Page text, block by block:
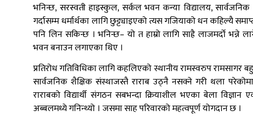
भनिन्छ, सरस्वती हाइस्कुल, सर्कल भवन कन्या विद्यालय,
गर्दासम्म धर्मार्थका लागि छुट्ट्याइएको त्यस गजियाको धन कहिल्यै
पनि लिन सकिन्छ । भनिन्छ– यो त हाम्रो लागि साह्रै लाजमर्दाे
भवन बनाउन लगाएका थिए ।
प्रतिरोध गतिविधिका लागि कहलिएको स्थानीय रामस्वरुप रामसागर
सार्वजनिक शैक्षिक संस्थाजस्तै राराब उठ्नै नसक्ने गरी थला
राराबको विद्यार्थी संगठन सबभन्दा क्रियाशील भएका बेला
अब्बलमध्ये गनिन्थ्यो । जसमा साह परिवारको महत्वपूर्ण योगदान छ ।